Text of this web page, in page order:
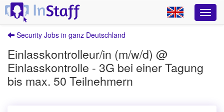
Security Jobs in ganz Deutschland
Einlasskontrolleur/in (m/w/d) @
Einlasskontrolle - 3G bei einer Tagung
bis max. 50 Teilnehmern